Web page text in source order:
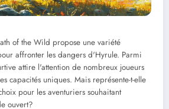
of the Wild propose une variété
affronter les dangers d'Hyrule. Parmi
attire l'attention de nombreux joueurs
capacités uniques. Mais représente-t-elle
pour les aventuriers souhaitant
ouvert?